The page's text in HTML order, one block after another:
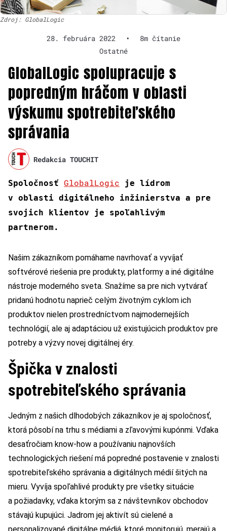
Zdroj: GlobalLogic
28. februára 2022 •
8m čítanie
Ostatné
GlobalLogic spolupracuje s
popredným hráčom v oblasti
výskumu spotrebiteľského
správania
Redakcia TOUCHIT
Spoločnosť GlobalLogic je lídrom
v oblasti digitálneho inžinierstva a pre
svojich klientov je spoľahlivým
partnerom.
Našim zákazníkom pomáhame navrhovať a vyvíjať
softvérové riešenia pre produkty, platformy a iné digitálne
nástroje moderného sveta. Snažíme sa pre nich vytvárať
pridanú hodnotu naprieč celým životným cyklom ich
produktov nielen prostredníctvom najmodernejších
technológií, ale aj adaptáciou už existujúcich produktov pre
potreby a výzvy novej digitálnej éry.
Špička v znalosti
spotrebiteľského správania
Jedným z našich dlhodobých zákazníkov je aj spoločnosť,
ktorá pôsobí na trhu s médiami a zľavovými kupónmi. Vďaka
desaťročiam know-how a používaniu najnovších
technologických riešení má popredné postavenie v znalosti
spotrebiteľského správania a digitálnych médií šitých na
mieru. Vyvíja spoľahlivé produkty pre všetky situácie
a požiadavky, vďaka ktorým sa z návštevníkov obchodov
stávajú kupujúci. Jadrom jej aktivít sú cielené a